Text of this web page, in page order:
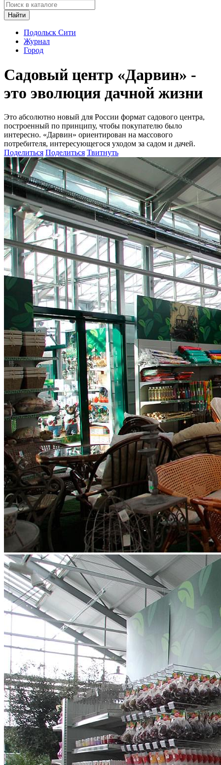
Найти
Подольск Сити
Журнал
Город
Садовый центр «Дарвин» -
это эволюция дачной жизни
Это абсолютно новый для России формат садового центра,
построенный по принципу, чтобы покупателю было
интересно. «Дарвин» ориентирован на массового
потребителя, интересующегося уходом за садом и дачей.
Поделиться Поделиться Твитнуть